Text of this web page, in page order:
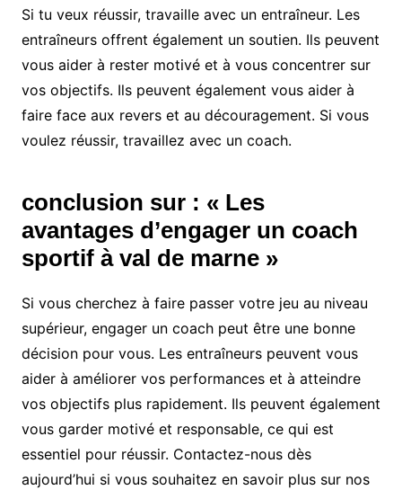
Si tu veux réussir, travaille avec un entraîneur. Les
entraîneurs offrent également un soutien. Ils peuvent
vous aider à rester motivé et à vous concentrer sur
vos objectifs. Ils peuvent également vous aider à
faire face aux revers et au découragement. Si vous
voulez réussir, travaillez avec un coach.
conclusion sur : « Les
avantages d’engager un coach
sportif à val de marne »
Si vous cherchez à faire passer votre jeu au niveau
supérieur, engager un coach peut être une bonne
décision pour vous. Les entraîneurs peuvent vous
aider à améliorer vos performances et à atteindre
vos objectifs plus rapidement. Ils peuvent également
vous garder motivé et responsable, ce qui est
essentiel pour réussir. Contactez-nous dès
aujourd’hui si vous souhaitez en savoir plus sur nos